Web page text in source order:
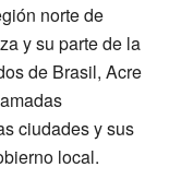
norte de
y su parte de la
de Brasil, Acre
ciudades y sus
local.